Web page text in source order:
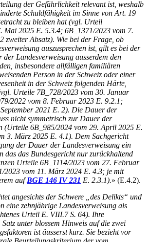
der Gefährlichkeit relevant ist, weshalb
Schuldfähigkeit im Sinne von Art. 19
zu bleiben hat (vgl. Urteil
Mai 2025 E. 5.3.4; 6B_1371/2023 vom 7.
zweiter Absatz). Wie bei der Frage, ob
auszusprechen ist, gilt es bei der
Landesverweisung ausserdem den
insbesondere allfälligen familiären
Person in der Schweiz oder einer
in der Schweiz folgenden Härte,
Urteile 7B_728/2023 vom 30. Januar
2022 vom 8. Februar 2023 E. 9.2.1;
2021 E. 2). Die Dauer der
nicht symmetrisch zur Dauer der
(Urteile 6B_985/2024 vom 29. April 2025 E.
3. März 2025 E. 4.1). Dem Sachgericht
der Dauer der Landesverweisung ein
das das Bundesgericht nur zurückhaltend
Urteile 6B_1114/2023 vom 27. Februar
2023 vom 11. März 2024 E. 4.3; je mit
aufBGE 146 IV 231 E. 2.3.1).» (E.4.2).
angesichts der Schwere „des Delikts“ und
eine zehnjährige Landesverweisung als
Urteil E. VIII.7 S. 64). Ihre
unter blossem Hinweis auf die zwei
ist äusserst kurz. Sie bezieht vor